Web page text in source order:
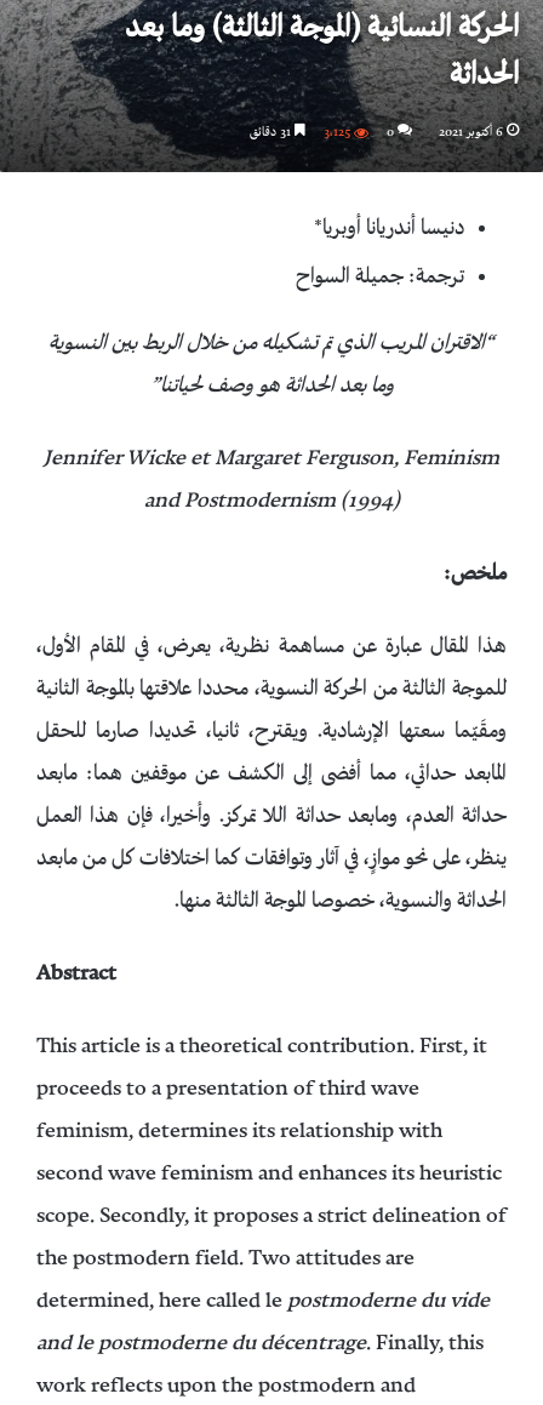
الحركة النسائية (الموجة الثالثة) وما بعد
الحداثة
6 أكتوبر 2021 0 3٬125 31 دقائق
دنيسا أندريانا أوبريا*
ترجمة: جميلة السواح
“الاقتران المريب الذي تم تشكيله من خلال الربط بين النسوية
وما بعد الحداثة هو وصف لحياتنا”
Jennifer Wicke et Margaret Ferguson, Feminism
and Postmodernism (1994)
ملخص:
هذا المقال عبارة عن مساهمة نظرية، يعرض، في المقام الأول،
للموجة الثالثة من الحركة النسوية، محددا علاقتها بالموجة الثانية
ومقَيّما سعتها الإرشادية. ويقترح، ثانيا، تحديدا صارما للحقل
المابعد حداثي، مما أفضى إلى الكشف عن موقفين هما: مابعد
حداثة العدم، ومابعد حداثة اللا تمركز. وأخيرا، فإن هذا العمل
ينظر، على نحو موازٍ، في آثار وتوافقات كما اختلافات كل من مابعد
الحداثة والنسوية، خصوصا الموجة الثالثة منها.
Abstract
This article is a theoretical contribution. First, it
proceeds to a presentation of third wave
feminism, determines its relationship with
second wave feminism and enhances its heuristic
scope. Secondly, it proposes a strict delineation of
the postmodern field. Two attitudes are
determined, here called lepostmoderne du vide
and le postmoderne du décentrage. Finally, this
work reflects upon the postmodern and